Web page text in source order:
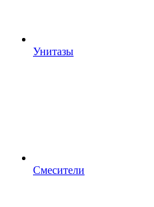
Унитазы
Смесители